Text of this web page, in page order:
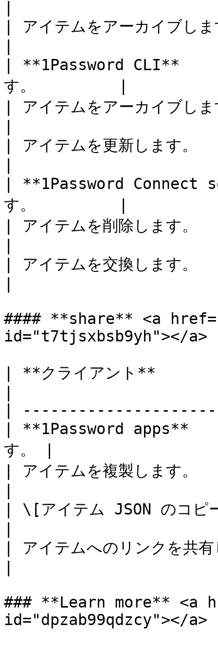
| アイテムをアーカイ
| **1Password CLI**
す。         |
| アイテムをアーカイ
| アイテムを更新し
| **1Password Connect
す。         |
| アイテムを削除し
| アイテムを交換し
#### **share** <a
id="t7tjsxbsb9yh"></a>
| **クライアント**
|
| **1Password apps**
す。 |
| アイテムを複製し
| \[アイテム JSON のコ
| アイテムへのリンク
### **Learn more** <a
id="dpzab99qdzcy"></a>